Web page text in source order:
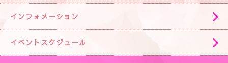
インフォメーション
イベントスケジュール